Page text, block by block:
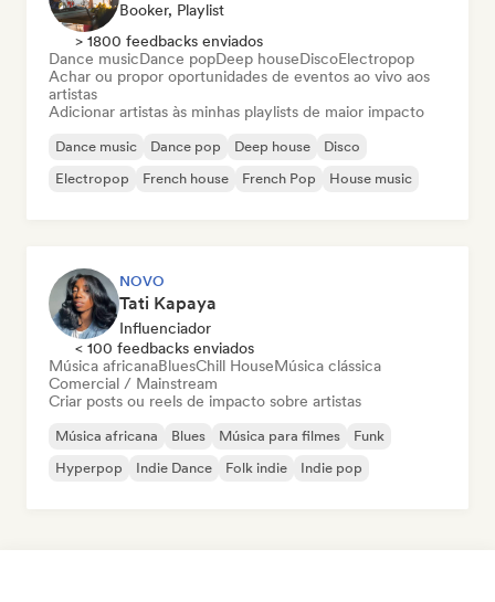
Booker, Playlist
> 1800 feedbacks enviados
Dance musicDance popDeep houseDiscoElectropop
Achar ou propor oportunidades de eventos ao vivo aos
artistas
Adicionar artistas às minhas playlists de maior impacto
Dance music Dance pop Deep house
Disco
Electropop
French house French Pop House music
NOVO
Tati Kapaya
Influenciador
< 100 feedbacks enviados
Música africanaBluesChill HouseMúsica clássica
Comercial / Mainstream
Criar posts ou reels de impacto sobre artistas
Música africana Blues Música para filmes
Funk
Hyperpop
Indie Dance Folk indie Indie pop